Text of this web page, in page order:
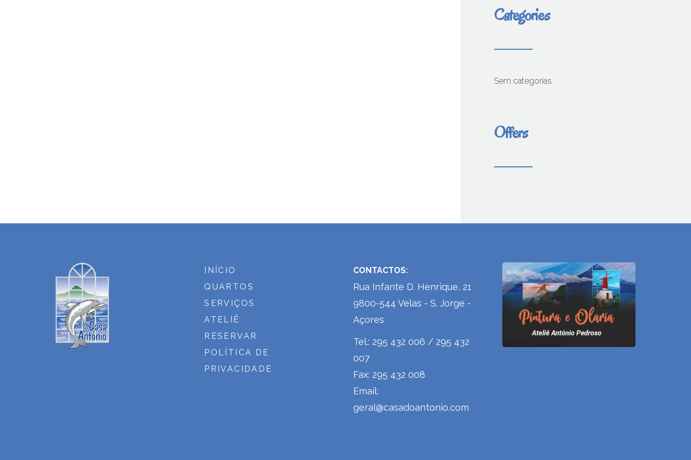
Categories
Sem categorias
Offers
INÍCIO
QUARTOS
SERVIÇOS
ATELIÊ
RESERVAR
POLÍTICA DE
PRIVACIDADE
CONTACTOS:
Rua Infante D. Henrique, 21
9800-544 Velas - S. Jorge -
Açores
Tel.: 295 432 006 / 295 432
007
Fax: 295 432 008
Email:
geral@casadoantonio.com